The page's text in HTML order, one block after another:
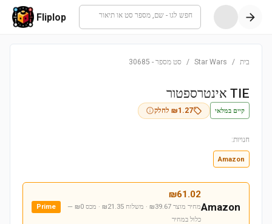
חפש לגו - שם, מספר סט או תיאור Fliplop
בית /
Star Wars
/ סט מספר -
30685
TIE אינטרספטור
קיים במלאי ₪1.27 לחלק
חנויות:
Amazon
Amazon
₪61.02
מחיר מוצר ₪39.67 · משלוח ₪21.35 · מכס ₪0
—
כלול במחיר
Prime